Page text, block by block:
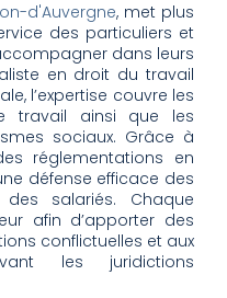
d'Auvergne, met plus
des particuliers et
dans leurs
en droit du travail
l’expertise couvre les
travail ainsi que les
sociaux. Grâce à
réglementations en
défense efficace des
salariés. Chaque
afin d’apporter des
conflictuelles et aux
les juridictions